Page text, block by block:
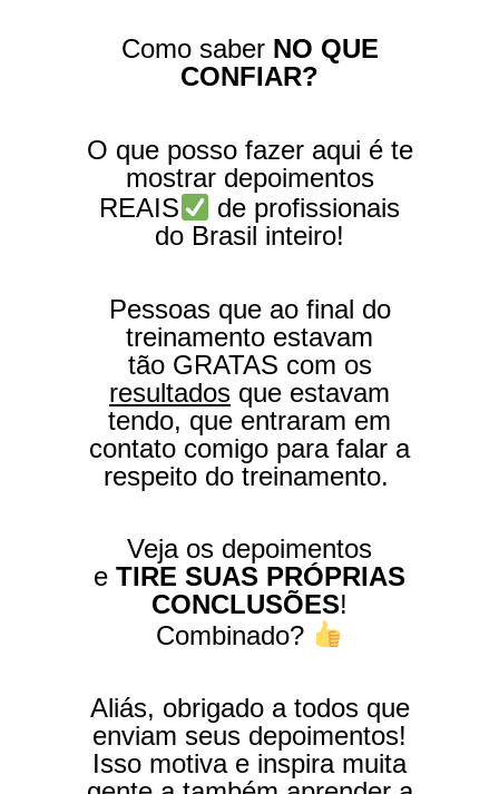
Como saber NO QUE
CONFIAR?
O que posso fazer aqui é te
mostrar depoimentos
REAIS
de profissionais
do Brasil inteiro!
Pessoas que ao final do
treinamento estavam
tão GRATAS com os
resultados que estavam
tendo, que entraram em
contato comigo para falar a
respeito do treinamento.
Veja os depoimentos
e TIRE SUAS PRÓPRIAS
CONCLUSÕES!
Combinado?
Aliás, obrigado a todos que
enviam seus depoimentos!
Isso motiva e inspira muita